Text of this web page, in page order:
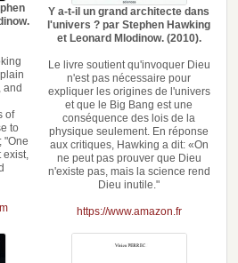
and
of
to
"One
Y a-t-il un grand architecte dans
l'univers ? par Stephen Hawking
et Leonard Mlodinow. (2010).
Le livre soutient qu'invoquer Dieu
n'est pas nécessaire pour
expliquer les origines de l'univers
et que le Big Bang est une
conséquence des lois de la
physique seulement. En réponse
aux critiques, Hawking a dit: «On
ne peut pas prouver que Dieu
n'existe pas, mais la science rend
Dieu inutile."
https://www.amazon.fr